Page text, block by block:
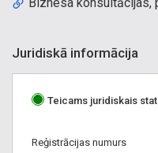
Juridiskā informācija
Teicams juridiskais
Reģistrācijas numurs